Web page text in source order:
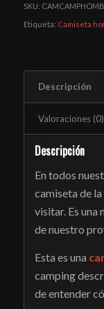
SKU:
Etiqueta: Camiseta
Descripción
Valoraciones (0)
Descripción
En todos
camiseta de
visitar. Es una
de nuestro
Esta es una
camping
de entender